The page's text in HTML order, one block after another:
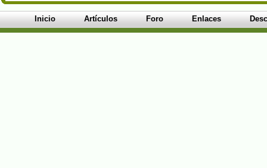
Inicio Artículos Foro Enlaces